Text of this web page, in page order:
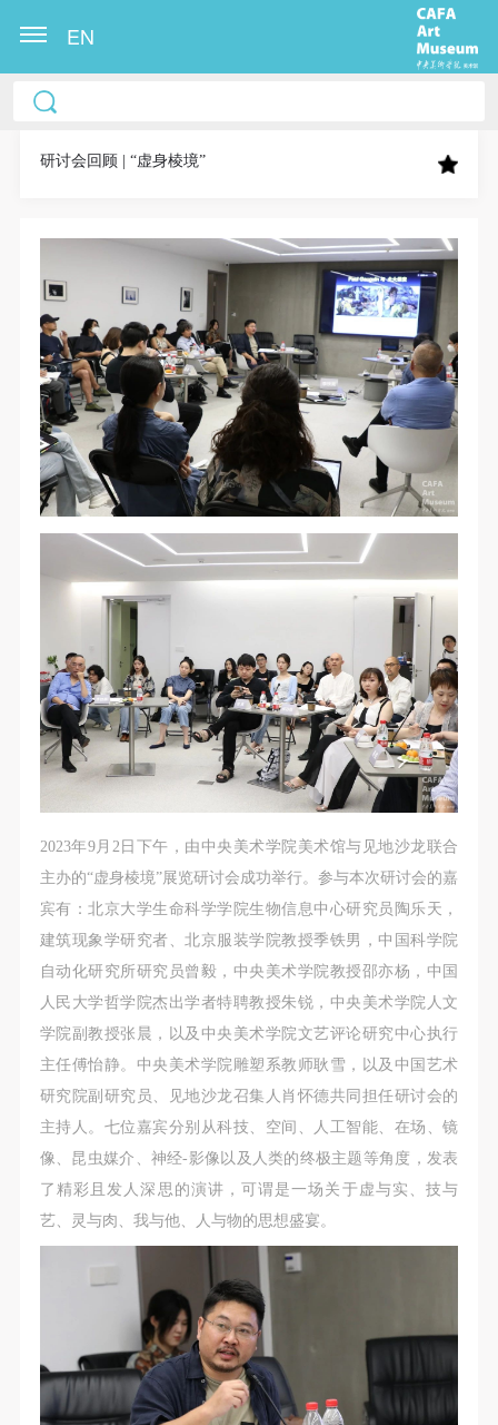
EN
研讨会回顾 | “虚身棱境”
2023年9月2日下午，由中央美术学院美术馆与见地沙龙联合
主办的“虚身棱境”展览研讨会成功举行。参与本次研讨会的嘉
宾有：北京大学生命科学学院生物信息中心研究员陶乐天，
建筑现象学研究者、北京服装学院教授季铁男，中国科学院
自动化研究所研究员曾毅，中央美术学院教授邵亦杨，中国
人民大学哲学院杰出学者特聘教授朱锐，中央美术学院人文
学院副教授张晨，以及中央美术学院文艺评论研究中心执行
主任傅怡静。中央美术学院雕塑系教师耿雪，以及中国艺术
研究院副研究员、见地沙龙召集人肖怀德共同担任研讨会的
主持人。七位嘉宾分别从科技、空间、人工智能、在场、镜
像、昆虫媒介、神经-影像以及人类的终极主题等角度，发表
了精彩且发人深思的演讲，可谓是一场关于虚与实、技与
艺、灵与肉、我与他、人与物的思想盛宴。
中央美术学院美术馆出版授权协议书
称“CAFAM”），愿意将本人参与中央美术学院美术馆
果（如参与工作坊创作的作品）提交中央美术学院用
作发表、出版。中央美术学院可以以电子、网络及其
它数字媒体形式公开出版，并同意编入《中国知识资
源总库》《中央美术学院资料库》《中央美术学院美
术馆资料库》等相关资料、文献、档案机构和平台，
在中央美术学院中使用和在互联网上传播，同意按相
关“章程”规定享受相关权益。
中央美术学院美术馆活动安全免责协议书
第一条
本次活动公平公正、自愿参加与退出、风险与责任自
负的原则。但活动有风险，参加者应有必要的风险意
参加本次活动者必须遵守中华人民共和国的相关法
律、法规，必须遵循道德和社会公德规范，并应该具
备以人为本、团结友爱、互相帮助和助人为乐的良好
品质。
第三条
参加本次活动人员应该是成年人（具有完全民事行为
能力的人，18周岁以上）未成年人必须在成年人的陪
同下参观。
第四条
参加活动者在此次活动期间的人身安全责任自负。鼓
励参加者自行购买人身安全保险。活动中一旦出现事
故，活动中任何非事故当事人及美术馆将不承担人身
事故的任何责任，但有互相援助的义务。参加活动的
成员应当积极主动的组织实施救援工作，但对事故本
身不承担任何法律责任和经济责任。参加本次活动者
的人身安全不负有民事及相关连带责任。
第五条
参加活动者在此次活动期间应主动遵守美术馆活动秩
序、维护美术馆场地及展示、展览、馆藏艺术作品及
衍生品的安全。活动中一旦因个人原因造成美术馆场
地、空间、艺术品、衍生品等受到不同程度的损失、
破坏。活动中任何非事故当事人及美术馆将不承担相
应的责任与损失，应由参与活动者根据相应的法律条
文、组织规定进行协商和赔偿。并追究相应的法律责
任和经济责任。
中央美术学院美术馆出版授权协议书
称“CAFAM”），愿意将本人参与中央美术学院美术馆
果（如参与工作坊创作的作品）提交中央美术学院用
作发表、出版。中央美术学院可以以电子、网络及其
它数字媒体形式公开出版，并同意编入《中国知识资
源总库》《中央美术学院资料库》《中央美术学院美
术馆资料库》等相关资料、文献、档案机构和平台，
在中央美术学院中使用和在互联网上传播，同意按相
关“章程”规定享受相关权益。
中央美术学院美术馆活动安全免责协议书
第一条
本次活动公平公正、自愿参加与退出、风险与责任自
负的原则。但活动有风险，参加者应有必要的风险意
参加本次活动者必须遵守中华人民共和国的相关法
律、法规，必须遵循道德和社会公德规范，并应该具
备以人为本、团结友爱、互相帮助和助人为乐的良好
品质。
第三条
参加本次活动人员应该是成年人（具有完全民事行为
能力的人，18周岁以上）未成年人必须在成年人的陪
同下参观。
第四条
参加活动者在此次活动期间的人身安全责任自负。鼓
励参加者自行购买人身安全保险。活动中一旦出现事
故，活动中任何非事故当事人及美术馆将不承担人身
事故的任何责任，但有互相援助的义务。参加活动的
成员应当积极主动的组织实施救援工作，但对事故本
身不承担任何法律责任和经济责任。参加本次活动者
的人身安全不负有民事及相关连带责任。
第五条
参加活动者在此次活动期间应主动遵守美术馆活动秩
序、维护美术馆场地及展示、展览、馆藏艺术作品及
衍生品的安全。活动中一旦因个人原因造成美术馆场
地、空间、艺术品、衍生品等受到不同程度的损失、
破坏。活动中任何非事故当事人及美术馆将不承担相
应的责任与损失，应由参与活动者根据相应的法律条
文、组织规定进行协商和赔偿。并追究相应的法律责
任和经济责任。
中央美术学院美术馆出版授权协议书
称“CAFAM”），愿意将本人参与中央美术学院美术馆
果（如参与工作坊创作的作品）提交中央美术学院用
作发表、出版。中央美术学院可以以电子、网络及其
它数字媒体形式公开出版，并同意编入《中国知识资
源总库》《中央美术学院资料库》《中央美术学院美
术馆资料库》等相关资料、文献、档案机构和平台，
在中央美术学院中使用和在互联网上传播，同意按相
关“章程”规定享受相关权益。
中央美术学院美术馆活动安全免责协议书
第一条
本次活动公平公正、自愿参加与退出、风险与责任自
负的原则。但活动有风险，参加者应有必要的风险意
参加本次活动者必须遵守中华人民共和国的相关法
律、法规，必须遵循道德和社会公德规范，并应该具
备以人为本、团结友爱、互相帮助和助人为乐的良好
品质。
第三条
参加本次活动人员应该是成年人（具有完全民事行为
能力的人，18周岁以上）未成年人必须在成年人的陪
同下参观。
第四条
参加活动者在此次活动期间的人身安全责任自负。鼓
励参加者自行购买人身安全保险。活动中一旦出现事
故，活动中任何非事故当事人及美术馆将不承担人身
事故的任何责任，但有互相援助的义务。参加活动的
成员应当积极主动的组织实施救援工作，但对事故本
身不承担任何法律责任和经济责任。参加本次活动者
的人身安全不负有民事及相关连带责任。
第五条
参加活动者在此次活动期间应主动遵守美术馆活动秩
序、维护美术馆场地及展示、展览、馆藏艺术作品及
衍生品的安全。活动中一旦因个人原因造成美术馆场
地、空间、艺术品、衍生品等受到不同程度的损失、
破坏。活动中任何非事故当事人及美术馆将不承担相
应的责任与损失，应由参与活动者根据相应的法律条
文、组织规定进行协商和赔偿。并追究相应的法律责
任和经济责任。